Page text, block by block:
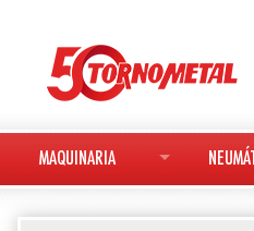
MAQUINARIA
MAQUINARIA NUEVA